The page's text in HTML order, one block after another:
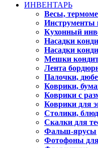
ИНВЕНТАРЬ
Весы,
Инструменты
Кухонный
Насадки
Насадки
Мешки
Лента
Палочки,
Коврики,
Коврики с
Коврики для
Столики,
Скалки для
Фальш-ярусы
Фотофоны